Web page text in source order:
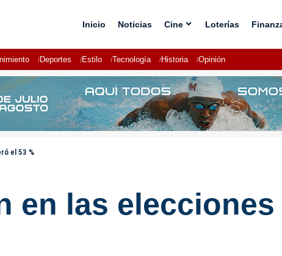
Inicio Noticias Cine Loterías
Deportes Estilo Tecnología Historia Opinión
el 53 %
en las